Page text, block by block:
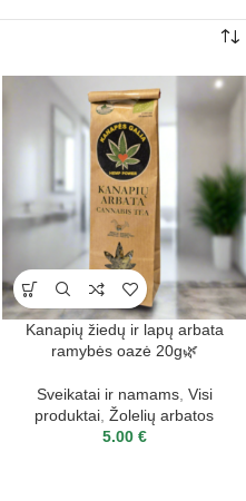
Kanapių žiedų ir lapų arbata
ramybės oazė 20g🌿
Sveikatai ir namams, Visi
produktai Žolelių arbatos
5.00 €